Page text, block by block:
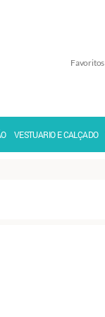
Favoritos
VESTUARIO E CALÇADO